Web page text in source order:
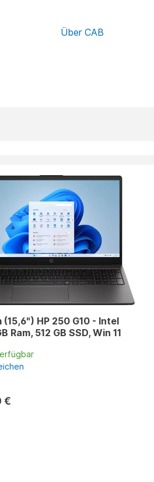
Über CAB
(15,6") HP 250 G10 - Intel
Ram, 512 GB SSD, Win 11
€